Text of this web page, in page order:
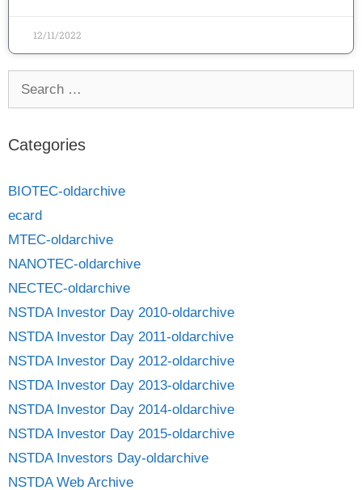
12/11/2022
Categories
BIOTEC-oldarchive
ecard
MTEC-oldarchive
NANOTEC-oldarchive
NECTEC-oldarchive
NSTDA Investor Day 2010-oldarchive
NSTDA Investor Day 2011-oldarchive
NSTDA Investor Day 2012-oldarchive
NSTDA Investor Day 2013-oldarchive
NSTDA Investor Day 2014-oldarchive
NSTDA Investor Day 2015-oldarchive
NSTDA Investors Day-oldarchive
NSTDA Web Archive